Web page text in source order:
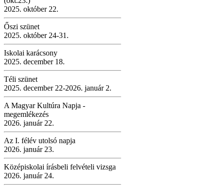
2025. október 22.
Őszi szünet
2025. október 24-31.
Iskolai karácsony
2025. december 18.
Téli szünet
2025. december 22-2026. január 2.
A Magyar Kultúra Napja -
megemlékezés
2026. január 22.
Az I. félév utolsó napja
2026. január 23.
Középiskolai írásbeli felvételi vizsga
2026. január 24.